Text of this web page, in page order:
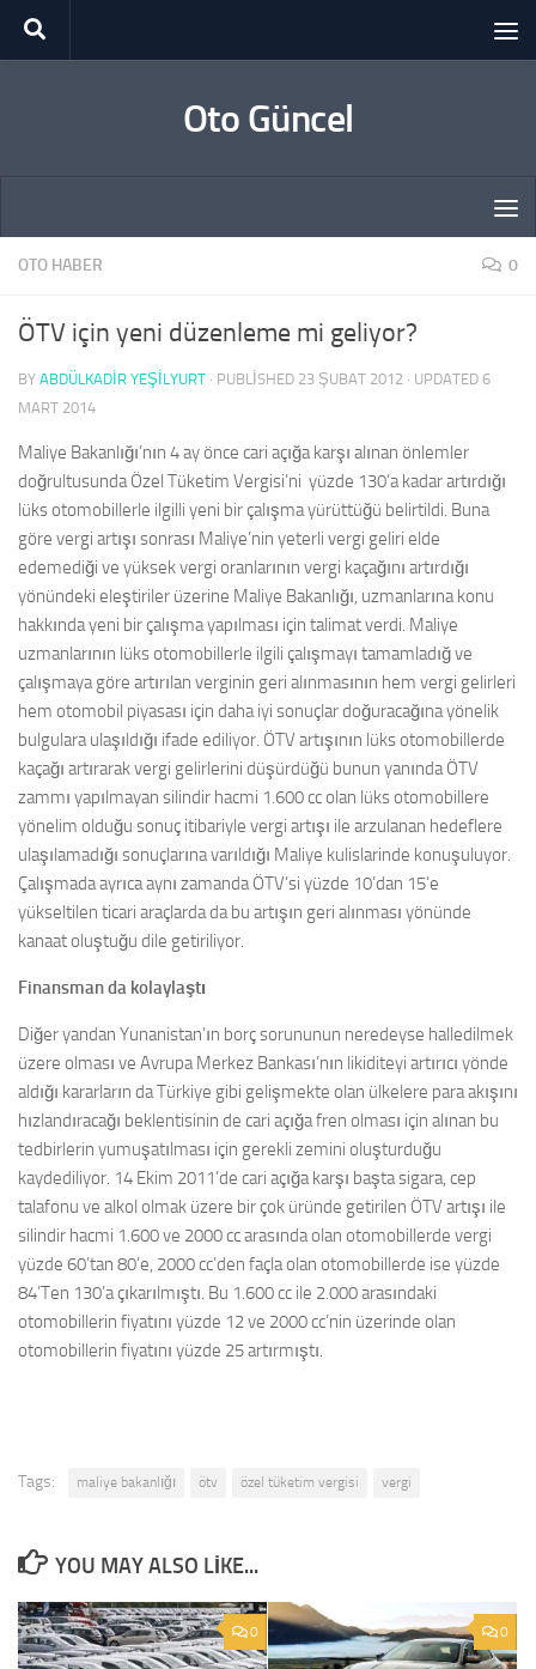
Skip to content
Oto Güncel
OTO HABER 0
ÖTV için yeni düzenleme mi geliyor?
BY ABDÜLKADIR YEŞİLYURT · PUBLISHED 23 ŞUBAT 2012 · UPDATED 6
MART 2014
Maliye Bakanlığı’nın 4 ay önce cari açığa karşı alınan önlemler
doğrultusunda Özel Tüketim Vergisi’ni yüzde 130’a kadar artırdığı
lüks otomobillerle ilgilli yeni bir çalışma yürüttüğü belirtildi. Buna
göre vergi artışı sonrası Maliye’nin yeterli vergi geliri elde
edemediği ve yüksek vergi oranlarının vergi kaçağını artırdığı
yönündeki eleştiriler üzerine Maliye Bakanlığı, uzmanlarına konu
hakkında yeni bir çalışma yapılması için talimat verdi. Maliye
uzmanlarının lüks otomobillerle ilgili çalışmayı tamamladığ ve
çalışmaya göre artırılan verginin geri alınmasının hem vergi gelirleri
hem otomobil piyasası için daha iyi sonuçlar doğuracağına yönelik
bulgulara ulaşıldığı ifade ediliyor. ÖTV artışının lüks otomobillerde
kaçağı artırarak vergi gelirlerini düşürdüğü bunun yanında ÖTV
zammı yapılmayan silindir hacmi 1.600 cc olan lüks otomobillere
yönelim olduğu sonuç itibariyle vergi artışı ile arzulanan hedeflere
ulaşılamadığı sonuçlarına varıldığı Maliye kulislarinde konuşuluyor.
Çalışmada ayrıca aynı zamanda ÖTV’si yüzde 10’dan 15’e
yükseltilen ticari araçlarda da bu artışın geri alınması yönünde
kanaat oluştuğu dile getiriliyor.
Finansman da kolaylaştı
Diğer yandan Yunanistan’ın borç sorununun neredeyse halledilmek
üzere olması ve Avrupa Merkez Bankası’nın likiditeyi artırıcı yönde
aldığı kararların da Türkiye gibi gelişmekte olan ülkelere para akışını
hızlandıracağı beklentisinin de cari açığa fren olması için alınan bu
tedbirlerin yumuşatılması için gerekli zemini oluşturduğu
kaydediliyor. 14 Ekim 2011’de cari açığa karşı başta sigara, cep
talafonu ve alkol olmak üzere bir çok üründe getirilen ÖTV artışı ile
silindir hacmi 1.600 ve 2000 cc arasında olan otomobillerde vergi
yüzde 60’tan 80’e, 2000 cc’den façla olan otomobillerde ise yüzde
84’Ten 130’a çıkarılmıştı. Bu 1.600 cc ile 2.000 arasındaki
otomobillerin fiyatını yüzde 12 ve 2000 cc’nin üzerinde olan
otomobillerin fiyatını yüzde 25 artırmıştı.
Tags: maliye bakanlığı ötv özel tüketim vergisi vergi
YOU MAY ALSO LIKE...
0 0